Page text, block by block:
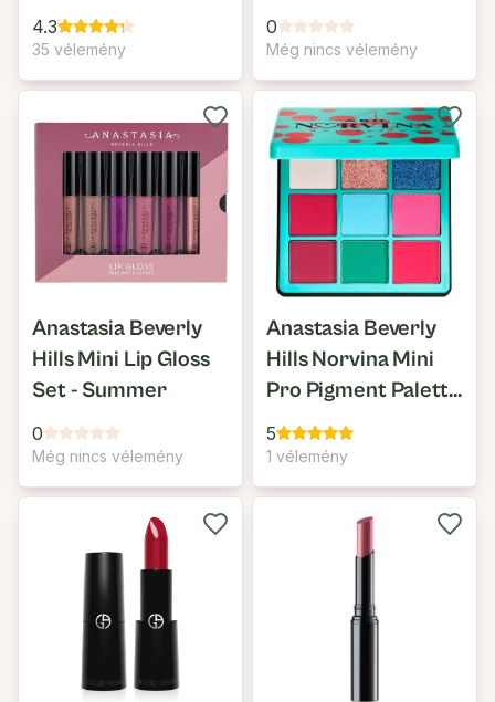
4.3
35 vélemény
0
Még nincs vélemény
Anastasia Beverly
Hills Mini Lip Gloss
Set - Summer
0
Még nincs vélemény
Anastasia Beverly
Hills Norvina Mini
Pro Pigment Palette
Vol. 3
5
1 vélemény